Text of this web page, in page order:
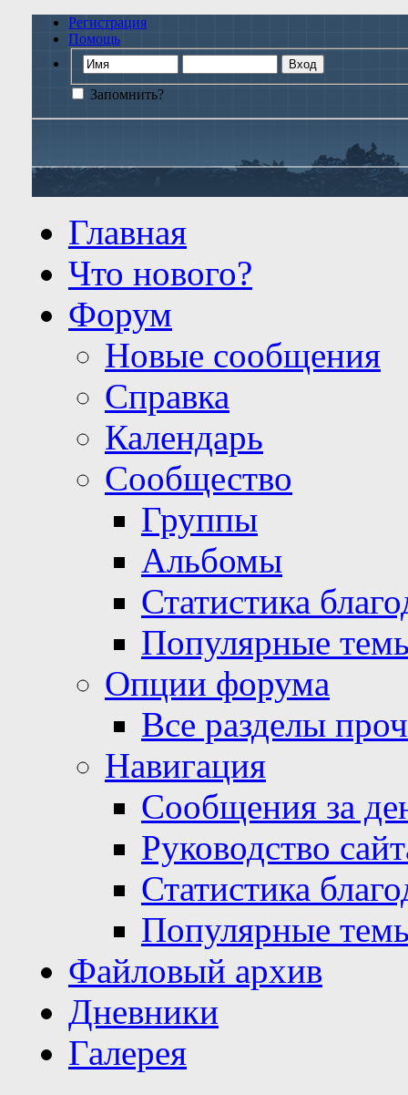
Регистрация
Помощь
Запомнить?
Главная
Что нового?
Форум
Новые сообщения
Справка
Календарь
Сообщество
Группы
Альбомы
Статистика
Популярные
Опции форума
Все разделы
Навигация
Сообщения за
Руководство
Статистика
Популярные
Файловый архив
Дневники
Галерея